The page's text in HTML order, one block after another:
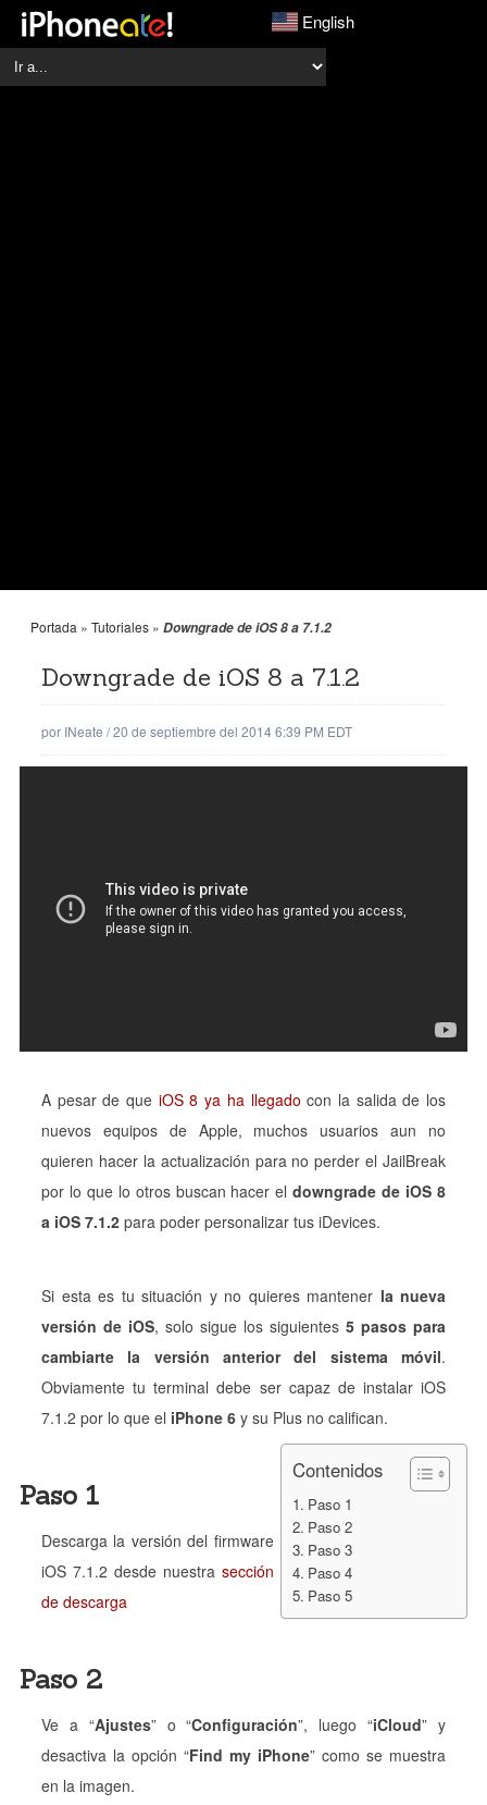
English
Portada » Tutoriales » Downgrade de iOS 8 a 7.1.2
Downgrade de iOS 8 a 7.1.2
por INeate /20 de septiembre del 2014 6:39 PM EDT
A pesar de que iOS 8 ya ha llegado con la salida de los
nuevos equipos de Apple, muchos usuarios aun no
quieren hacer la actualización para no perder el JailBreak
por lo que lo otros buscan hacer eldowngrade de iOS 8
a iOS 7.1.2 para poder personalizar tus iDevices.
Si esta es tu situación y no quieres mantener la nueva
versión de iOS, solo sigue los siguientes 5 pasos para
cambiarte la versión anterior del sistema móvil.
Obviamente tu terminal debe ser capaz de instalar iOS
7.1.2 por lo que el iPhone 6 y su Plus no califican.
Contenidos
Paso 1
Paso 2
Paso 3
Paso 4
Paso 5
Paso 1
Descarga la versión del firmware
iOS 7.1.2 desde nuestra sección
de descarga
Paso 2
Ve a “Ajustes” o “Configuración”, luego “iCloud” y
desactiva la opción “Find my iPhone” como se muestra
en la imagen.